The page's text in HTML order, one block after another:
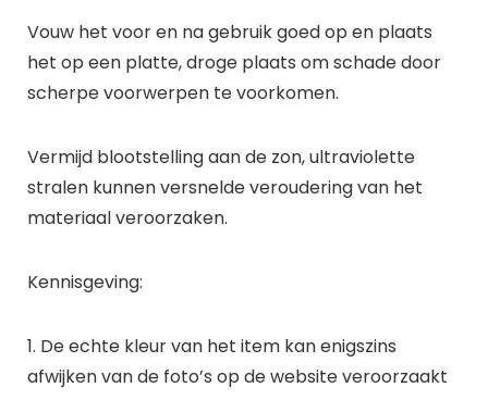
Vouw het voor en na gebruik goed op en plaats
het op een platte, droge plaats om schade door
scherpe voorwerpen te voorkomen.
Vermijd blootstelling aan de zon, ultraviolette
stralen kunnen versnelde veroudering van het
materiaal veroorzaken.
Kennisgeving:
1. De echte kleur van het item kan enigszins
afwijken van de foto’s op de website veroorzaakt